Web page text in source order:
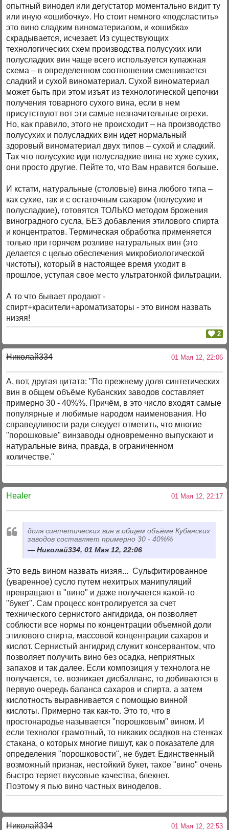
опытный винодел или дегустатор моментально видит ту
или иную «ошибочку». Но стоит немного «подсластить»
это вино сладким виноматериалом, и «ошибка»
скрадывается, исчезает. Из существующих
технологических схем производства полусухих или
полусладких вин чаще всего используется купажная
схема – в определенном соотношении смешивается
сладкий и сухой виноматериал. Сухой виноматериал
может быть при этом изъят из технологической цепочки
получения товарного сухого вина, если в нем
присутствуют вот эти самые незначительные огрехи.
Но, как правило, этого не происходит – на производство
полусухих и полусладких вин идет нормальный
здоровый виноматериал двух типов – сухой и сладкий.
Так что полусухие иди полусладкие вина не хуже сухих,
они просто другие. Пейте то, что Вам нравится больше.
И кстати, натуральные (столовые) вина любого типа –
как сухие, так и с остаточным сахаром (полусухие и
полусладкие), готовятся ТОЛЬКО методом брожения
виноградного сусла, БЕЗ добавления этилового спирта
и концентратов. Термическая обработка применяется
только при горячем розливе натуральных вин (это
делается с целью обеспечения микробиологической
чистоты), который в настоящее время уходит в
прошлое, уступая свое место ультратонкой фильтрации.
А то что бывает продают -
спирт+красители+ароматизаторы - это вином назвать
низяя!
2
Николай334 01 Мая 12, 22:06
А, вот, другая цитата: "По прежнему доля синтетических
вин в общем объёме Кубанских заводов составляет
примерно 30 - 40%%. Причём, в это число входят самые
популярные и любимые народом наименования. Но
справедливости ради следует отметить, что многие
"порошковые" винзаводы одновременно выпускают и
натуральные вина, правда, в ограниченном
количестве."
Healer 01 Мая 12, 22:17
доля синтетических вин в общем объёме Кубанских
заводов составляет примерно 30 - 40%%
Николай334, 01 Мая 12, 22:06
Это ведь вином назвать низяя... Сульфитированное
(уваренное) сусло путем нехитрых манипуляций
превращают в "вино" и даже получается какой-то
"букет". Сам процесс контролируется за счет
технического сернистого ангидрида, он позволяет
соблюсти все нормы по концентрации объемной доли
этилового спирта, массовой концентрации сахаров и
кислот. Сернистый ангидрид служит консервантом, что
позволяет получить вино без осадка, неприятных
запахов и так далее. Если композиция у технолога не
получается, т.е. возникает дисбалланс, то добиваются в
первую очередь баланса сахаров и спирта, а затем
кислотность выравнивается с помощью винной
кислоты. Примерно так как-то. Это то, что в
простонародье называется "порошковым" вином. И
если технолог грамотный, то никаких осадков на стенках
стакана, о которых многие пишут, как о показателе для
определения "порошковости", не будет. Единственный
возможный признак, нестойкий букет, такое "вино" очень
быстро теряет вкусовые качества, блекнет.
Поэтому я пью вино частных виноделов.
Николай334 01 Мая 12, 22:53